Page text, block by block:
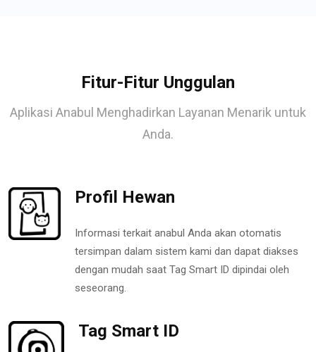
Fitur-Fitur Unggulan
Aplikasi Anabul Menghadirkan Layanan Menarik untuk
Anda.
Profil Hewan
Informasi terkait anabul Anda akan otomatis
tersimpan dalam sistem kami dan dapat diakses
dengan mudah saat Tag Smart ID dipindai oleh
seseorang.
Tag Smart ID